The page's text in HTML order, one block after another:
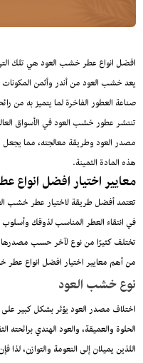
افضل انواع عطر خشب العود هي تلك التي
يعد خشب العود من أندر وأثمن
صناعة العطور الفاخرة لما يتميز به من
تنتشر عطور خشب العود في الأسواق
مصدر العود وطريقة معالجته، مما يجعل
هذه المادة الثمينة.
معايير اختيار افضل انواع
تعتمد أفضل طريقة لاختيار عطر خشب
في انتقاء العطر المناسب لذوقك وأسلوب
تختلف كثيرًا من نوع لآخر حسب مصدرها
من أهم معايير اختيار افضل انواع عطر
نوع خشب العود
اختلاف مصدر العود يؤثر بشكل كبير على
الحلوة والعميقة، والعود الهندي برائحته
اللذين يميلان إلى النعومة والتوازن،